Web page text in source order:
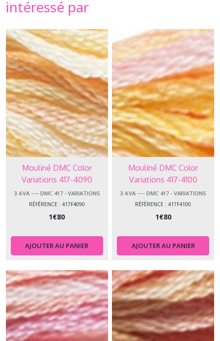
intéressé par
Mouliné DMC Color
Variations 417-4090
3.4.VA ---- DMC 417 - VARIATIONS
RÉFÉRENCE : 417F4090
1€80
AJOUTER AU PANIER
Mouliné DMC Color
Variations 417-4100
3.4.VA ---- DMC 417 - VARIATIONS
RÉFÉRENCE : 417F4100
1€80
AJOUTER AU PANIER